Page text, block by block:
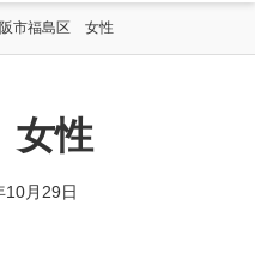
市福島区 女性
性
10月29日